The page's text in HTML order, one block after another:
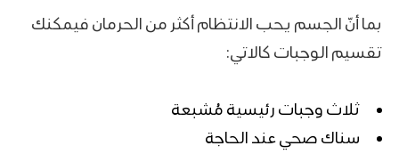
بما أنّ الجسم يحب الانتظام أكثر من الحرمان فيمكنك
تقسيم الوجبات كالاتي:
ثلاث وجبات رئيسية مُشبعة
سناك صحيعند الحاجة